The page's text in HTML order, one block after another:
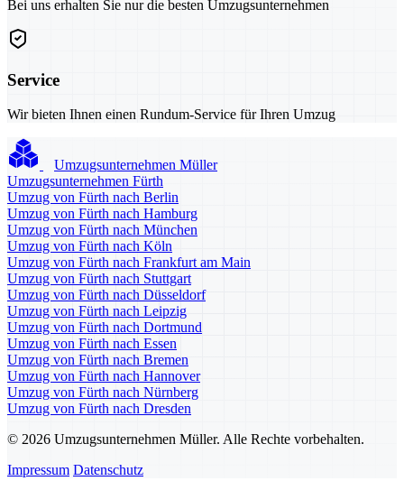
Bei uns erhalten Sie nur die besten Umzugsunternehmen
Service
Wir bieten Ihnen einen Rundum-Service für Ihren Umzug
Umzugsunternehmen Müller
Umzugsunternehmen Fürth
Umzug von Fürth nach Berlin
Umzug von Fürth nach Hamburg
Umzug von Fürth nach München
Umzug von Fürth nach Köln
Umzug von Fürth nach Frankfurt am Main
Umzug von Fürth nach Stuttgart
Umzug von Fürth nach Düsseldorf
Umzug von Fürth nach Leipzig
Umzug von Fürth nach Dortmund
Umzug von Fürth nach Essen
Umzug von Fürth nach Bremen
Umzug von Fürth nach Hannover
Umzug von Fürth nach Nürnberg
Umzug von Fürth nach Dresden
© 2026 Umzugsunternehmen Müller. Alle Rechte vorbehalten.
Impressum Datenschutz